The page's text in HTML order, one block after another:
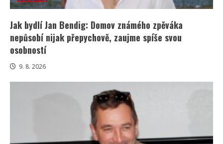
Jak bydlí Jan Bendig: Domov známého zpěváka
nepůsobí nijak přepychově, zaujme spíše svou
osobností
9. 8. 2026